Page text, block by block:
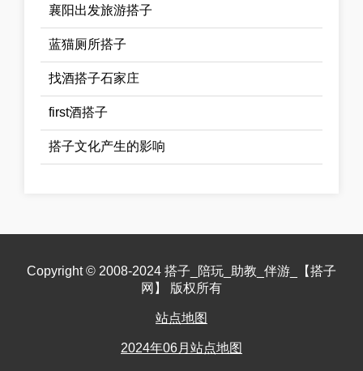
襄阳出发旅游搭子
蓝猫厕所搭子
找酒搭子石家庄
first酒搭子
搭子文化产生的影响
Copyright © 2008-2024 搭子_陪玩_助教_伴游_【搭子
网】 版权所有
站点地图
2024年06月站点地图